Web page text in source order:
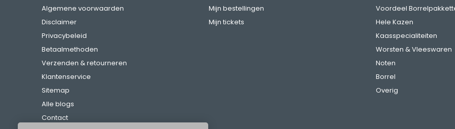
Algemene voorwaarden
Disclaimer
Privacybeleid
Betaalmethoden
Verzenden & retourneren
Klantenservice
Sitemap
Alle blogs
Contact
Mijn bestellingen
Mijn tickets
Voordeel
Hele Kazen
Kaasspecialiteiten
Worsten & Vleeswaren
Noten
Borrel
Overig